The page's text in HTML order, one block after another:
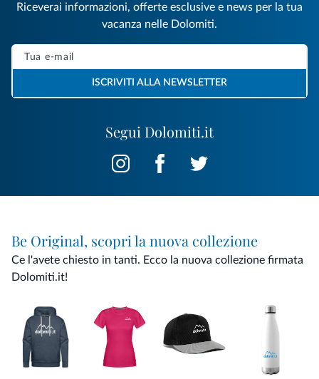
Segui Dolomiti.it
Riceverai informazioni, offerte esclusive e news per la tua
vacanza nelle Dolomiti.
ISCRIVITI ALLA NEWSLETTER
Be Original, scopri la nuova collezione
Ce l'avete chiesto in tanti. Ecco la nuova collezione firmata
Dolomiti.it!